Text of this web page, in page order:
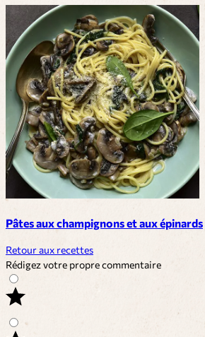
Pâtes aux champignons et aux épinards
Retour aux recettes
Rédigez votre propre commentaire